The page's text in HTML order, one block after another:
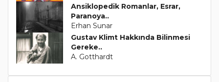
Ansiklopedik Romanlar, Esrar,
Paranoya..
Erhan Sunar
Gustav Klimt Hakkında Bilinmesi
Gereke..
A. Gotthardt